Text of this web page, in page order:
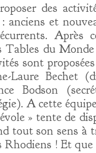
des
anciens et
du
sont
Laure Bechet
Bodson
A cette
» tente de
tout son sens à
Rhodiens ! Et